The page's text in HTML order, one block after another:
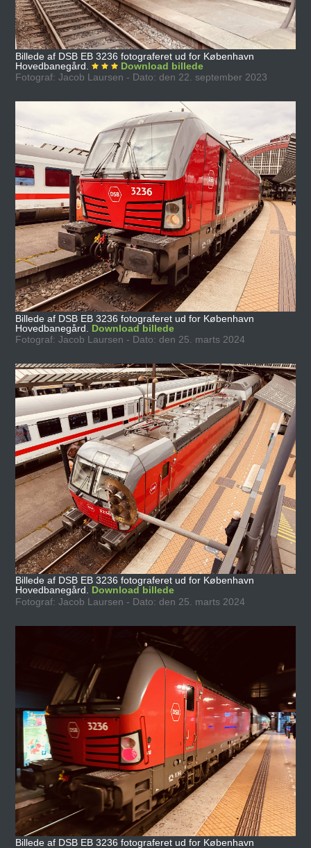
Billede af DSB EB 3236 fotograferet ud for København
Hovedbanegård.
Download billede
Fotograf: Jacob Laursen - Dato: den 22. september 2023
Billede af DSB EB 3236 fotograferet ud for København
Hovedbanegård. Download billede
Fotograf: Jacob Laursen - Dato: den 25. marts 2024
Billede af DSB EB 3236 fotograferet ud for København
Hovedbanegård. Download billede
Fotograf: Jacob Laursen - Dato: den 25. marts 2024
Billede af DSB EB 3236 fotograferet ud for København